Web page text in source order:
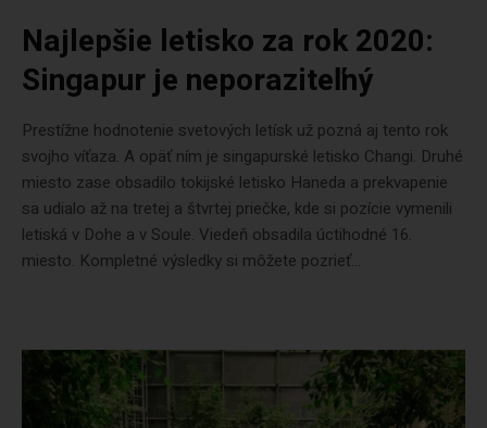
Najlepšie letisko za rok 2020:
Singapur je neporaziteľný
Prestížne hodnotenie svetových letísk už pozná aj tento rok
svojho víťaza. A opäť ním je singapurské letisko Changi. Druhé
miesto zase obsadilo tokijské letisko Haneda a prekvapenie
sa udialo až na tretej a štvrtej priečke, kde si pozície vymenili
letiská v Dohe a v Soule. Viedeň obsadila úctihodné 16.
miesto. Kompletné výsledky si môžete pozrieť...